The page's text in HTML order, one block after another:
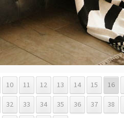
10 11 12 13 14 15 16
32 33 34 35 36 37 38